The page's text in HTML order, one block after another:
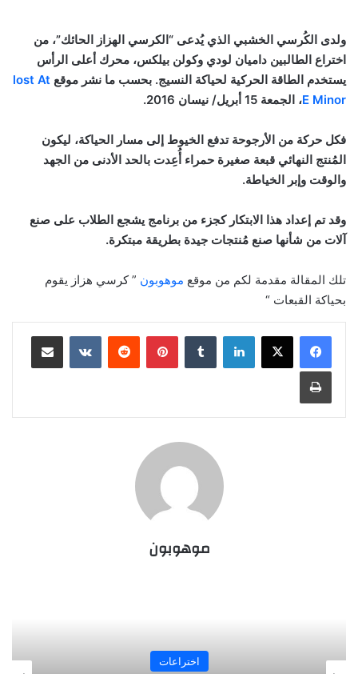
ولدى الكُرسي الخشبي الذي يُدعى “الكرسي الهزاز الحائك”، من
اختراع الطالبين داميان لودي وكولن بيلكس، محرك أعلى الرأس
يستخدم الطاقة الحركية لحياكة النسيج. بحسب ما نشر موقع lost At
E Minor، الجمعة 15 أبريل/ نيسان 2016.
فكل حركة من الأرجوحة تدفع الخيوط إلى مسار الحياكة، ليكون
المُنتج النهائي قبعة صغيرة حمراء أُعِدت بالحد الأدنى من الجهد
والوقت وإبر الخياطة.
وقد تم إعداد هذا الابتكار كجزء من برنامج يشجع الطلاب على صنع
آلات من شأنها صنع مُنتجات جيدة بطريقة مبتكرة.
تلك المقالة مقدمة لكم من موقع موهوبون ” كرسي هزاز يقوم
بحياكة القبعات “
لينكدإن بينتيريست
موهوبون